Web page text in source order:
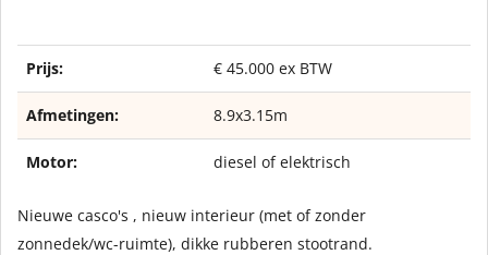
Prijs: € 45.000 ex BTW
Afmetingen: 8.9x3.15m
Motor: diesel of elektrisch
Nieuwe casco's , nieuw interieur (met of zonder
zonnedek/wc-ruimte), dikke rubberen stootrand.